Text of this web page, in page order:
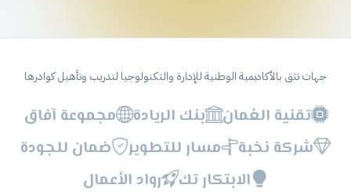
جهات تثق بالأكاديمية الوطنية للإدارة والتكنولوجيا لتدريب وتأهيل كوادرها
تقنية العُمان بنك الريادة
مجموعة آفاق
شركة نخبة
مسار للتطوير
ضمان للجودة
الابتكار تك
رواد الأعمال